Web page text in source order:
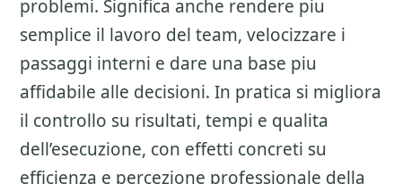
problemi. Significa anche rendere piu
semplice il lavoro del team, velocizzare i
passaggi interni e dare una base piu
affidabile alle decisioni. In pratica si migliora
il controllo su risultati, tempi e qualita
dell’esecuzione, con effetti concreti su
efficienza e percezione professionale della